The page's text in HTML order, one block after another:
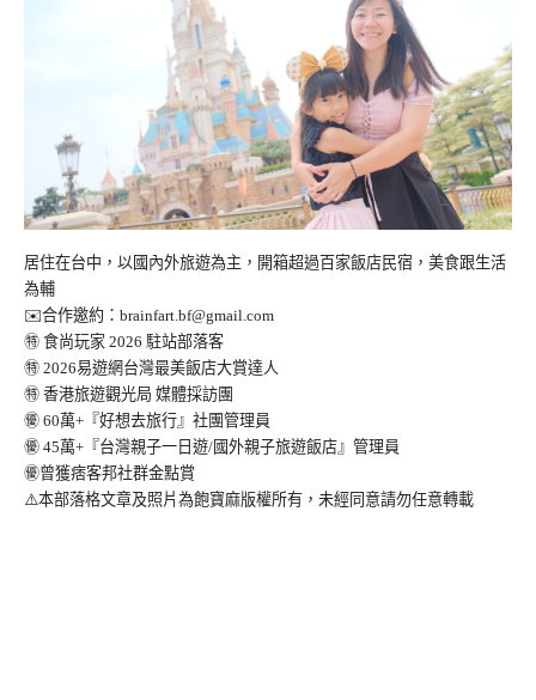
居住在台中，以國內外旅遊為主，開箱超過百家飯店民宿，美食跟生活
為輔
✉️合作邀約： brainfart.bf@gmail.com
㊕ 食尚玩家 2026 駐站部落客
㊕ 2026易遊網台灣最美飯店大賞達人
㊕ 香港旅遊觀光局 媒體採訪團
㊝ 60萬+『好想去旅行』社團管理員
㊝ 45萬+『台灣親子一日遊/國外親子旅遊飯店』管理員
㊝曾獲痞客邦社群金點賞
⚠️本部落格文章及照片為飽寶麻版權所有，未經同意請勿任意轉載